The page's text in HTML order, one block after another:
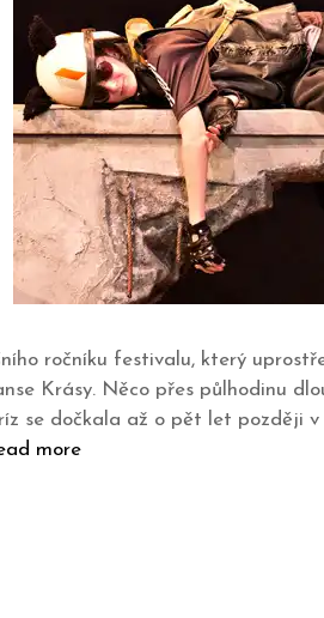
ročníku festivalu, který
Krásy. Něco přes půlhodinu
se dočkala až o pět let později
more